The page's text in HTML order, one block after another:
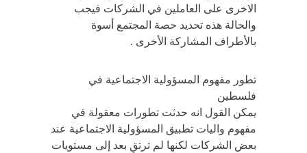
الاخرى على العاملين في الشركات فيجب
والحالة هذه تحديد حصة المجتمع أسوة
بالأطراف المشاركة الأخرى .
تطور مفهوم المسؤولية الاجتماعية في
فلسطين
يمكن القول انه حدثت تطورات معقولة في
مفهوم واليات تطبيق المسؤولية الاجتماعية عند
بعض الشركات لكنها لم ترتقٍ بعد إلى مستويات